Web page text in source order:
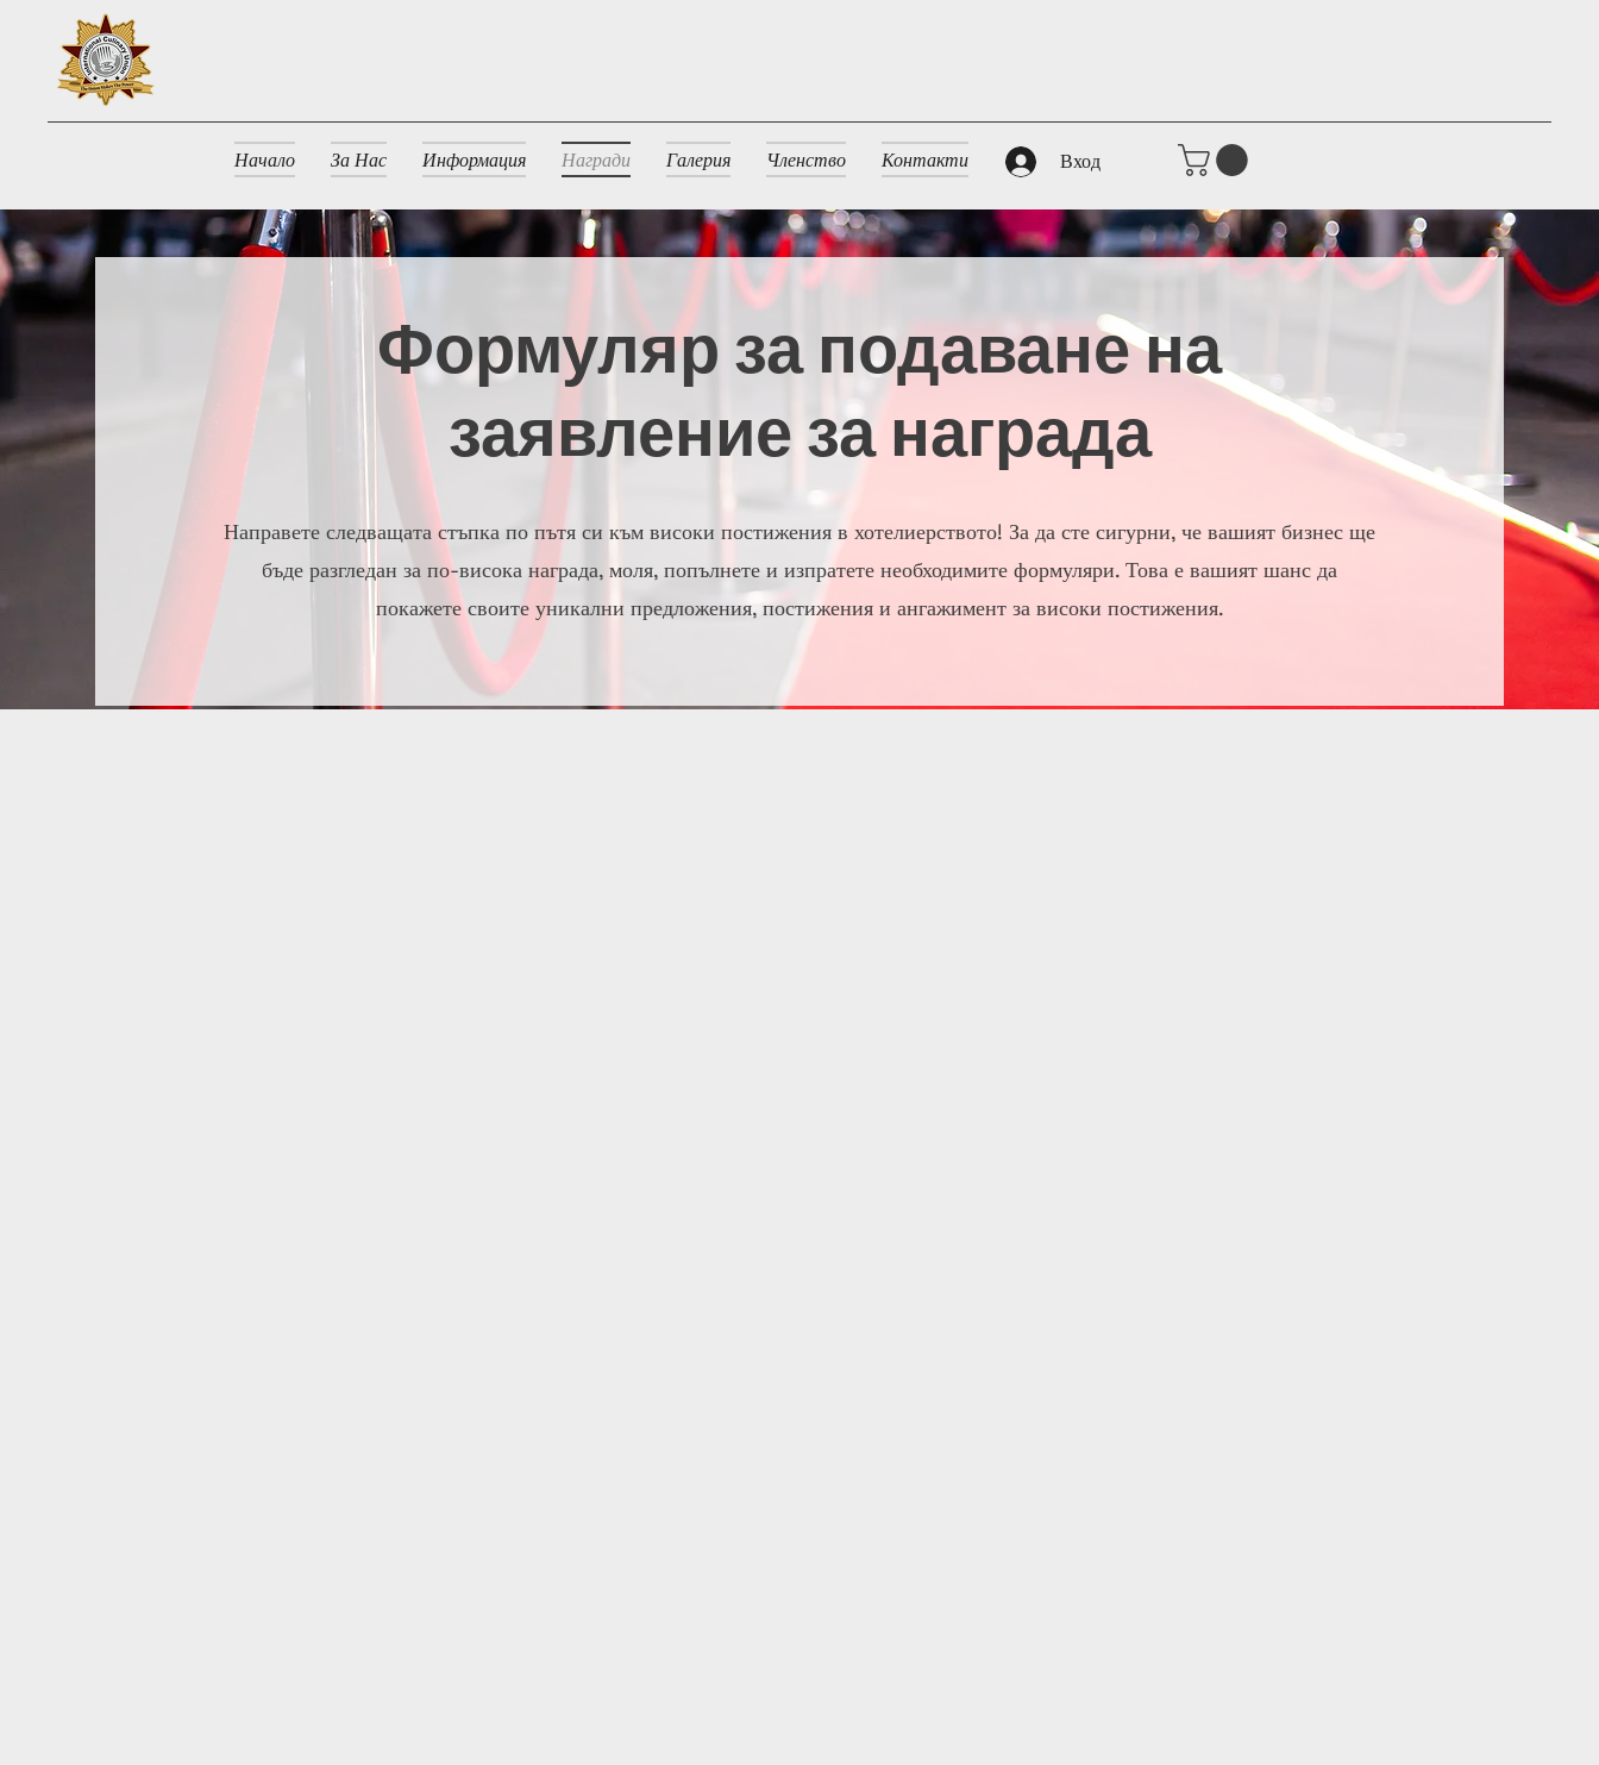
Начало За Нас Информация Награди Галерия Членство Контакти Вход
Формуляр за подаване на
заявление за награда
Направете следващата стъпка по пътя си към високи постижения в хотелиерството! За да сте сигурни, че вашият бизнес ще
бъде разгледан за по-висока награда, моля, попълнете и изпратете необходимите формуляри. Това е вашият шанс да
покажете своите уникални предложения, постижения и ангажимент за високи постижения.